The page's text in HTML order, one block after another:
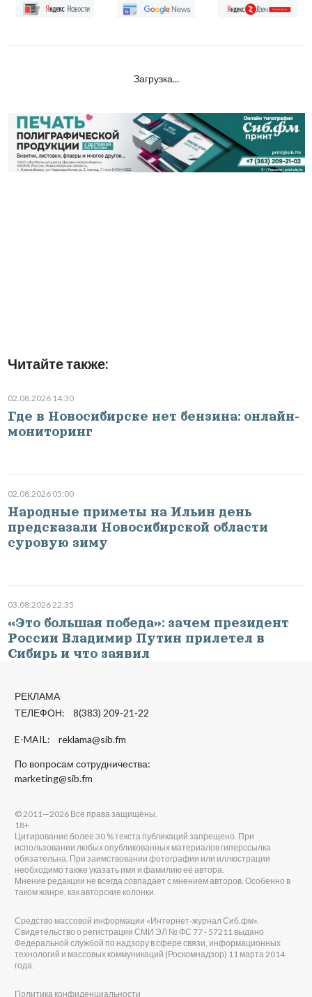
Загрузка...
Читайте также:
02.08.2026 14:30
Где в Новосибирске нет бензина: онлайн-
мониторинг
02.08.2026 05:00
Народные приметы на Ильин день
предсказали Новосибирской области
суровую зиму
03.08.2026 22:35
«Это большая победа»: зачем президент
России Владимир Путин прилетел в
Сибирь и что заявил
РЕКЛАМА
ТЕЛЕФОН: 8(383) 209-21-22
E-MAIL: reklama@sib.fm
По вопросам сотрудничества:
marketing@sib.fm
© 2011—2026 Все права защищены.
18+
Цитирование более 30 % текста публикаций запрещено. При
использовании любых опубликованных материалов гиперссылка
обязательна. При заимствовании фотографии или иллюстрации
необходимо также указать имя и фамилию её автора.
Мнение редакции не всегда совпадает с мнением авторов. Особенно в
таком жанре, как авторские колонки.
Средство массовой информации «Интернет-журнал Сиб.фм».
Свидетельство о регистрации СМИ ЭЛ № ФС 77 - 57211 выдано
Федеральной службой по надзору в сфере связи, информационных
технологий и массовых коммуникаций (Роскомнадзор) 11 марта 2014
года.
Политика конфиденциальности